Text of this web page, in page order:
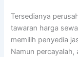
Tersedianya
tawaran harga
memilih penyedia
Namun percayalah,